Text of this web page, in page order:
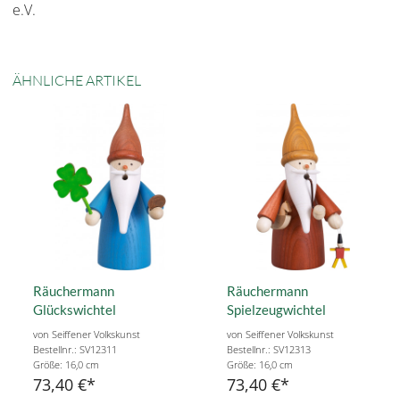
e.V.
ÄHNLICHE ARTIKEL
Räuchermann
Glückswichtel
von Seiffener Volkskunst
Bestellnr.: SV12311
Größe: 16,0 cm
73,40 €
Räuchermann
Spielzeugwichtel
von Seiffener Volkskunst
Bestellnr.: SV12313
Größe: 16,0 cm
73,40 €